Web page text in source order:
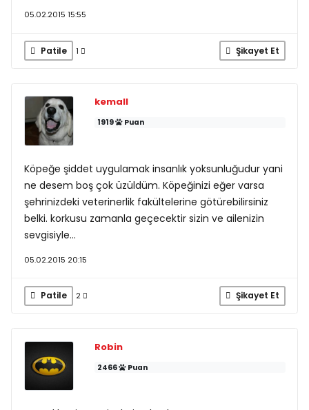
05.02.2015 15:55
Patile 1 Şikayet Et
kemall
1919 Puan
Köpeğe şiddet uygulamak insanlık yoksunluğudur yani
ne desem boş çok üzüldüm. Köpeğinizi eğer varsa
şehrinizdeki veterinerlik fakültelerine götürebilirsiniz
belki. korkusu zamanla geçecektir sizin ve ailenizin
sevgisiyle...
05.02.2015 20:15
Patile 2 Şikayet Et
Robin
2466 Puan